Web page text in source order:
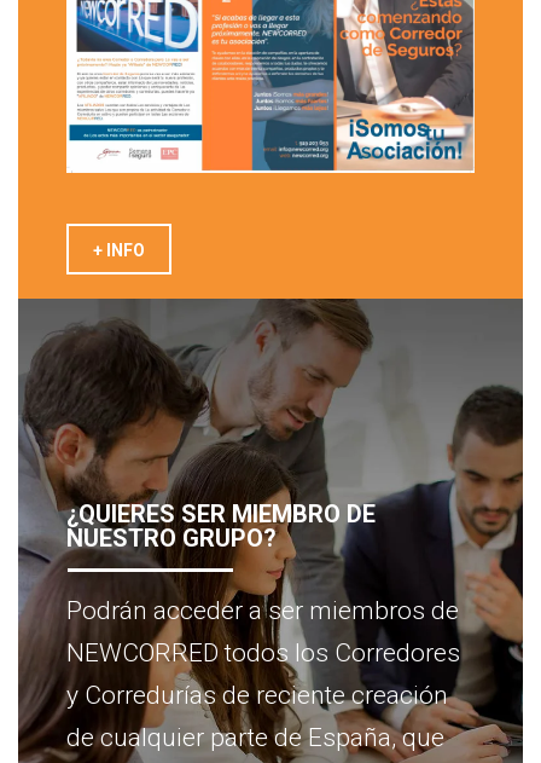
+ INFO
¿QUIERES SER MIEMBRO DE
NUESTRO GRUPO?
Podrán acceder a ser miembros de
NEWCORRED todos los Corredores
y Corredurías de reciente creación
de cualquier parte de España, que